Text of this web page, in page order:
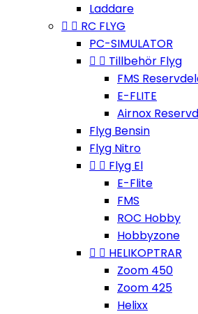
Laddare
  RC FLYG
PC-SIMULATOR
  Tillbehör Flyg
FMS
E-FLITE
Airnox
Flyg Bensin
Flyg Nitro
  Flyg El
E-Flite
FMS
ROC Hobby
Hobbyzone
  HELIKOPTRAR
Zoom 450
Zoom 425
Helixx